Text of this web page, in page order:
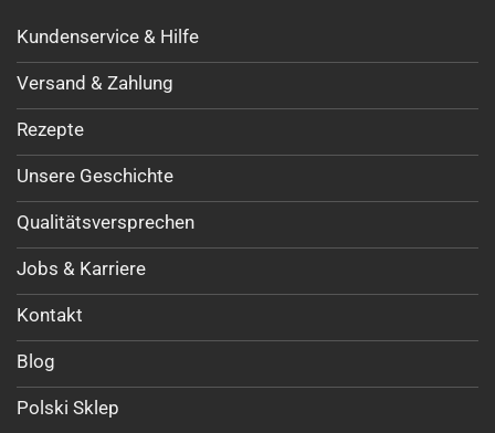
Kundenservice & Hilfe
Versand & Zahlung
Rezepte
Unsere Geschichte
Qualitätsversprechen
Jobs & Karriere
Kontakt
Blog
Polski Sklep